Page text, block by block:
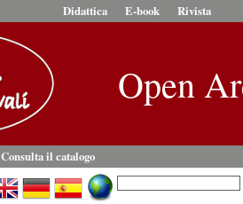
Didattica E-book Rivista
Open
Consulta il catalogo